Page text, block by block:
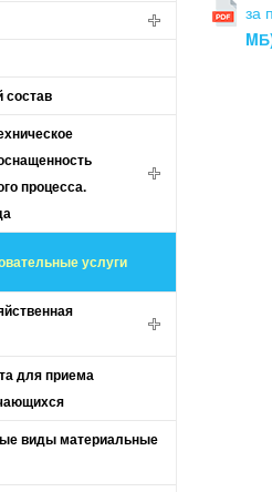
состав
процесса.
услуги
для приема
виды материальные
за